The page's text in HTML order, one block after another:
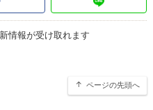
情報が受け取れます
ページの先頭へ